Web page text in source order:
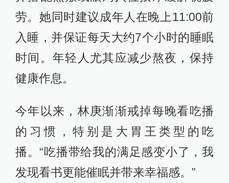
劳。她同时建议成年人在晚上11:00前
入睡，并保证每天大约7个小时的睡眠
时间。年轻人尤其应减少熬夜，保持
健康作息。
今年以来，林庚渐渐戒掉每晚看吃播
的习惯，特别是大胃王类型的吃
播。“吃播带给我的满足感变小了，我
发现看书更能催眠并带来幸福感。”